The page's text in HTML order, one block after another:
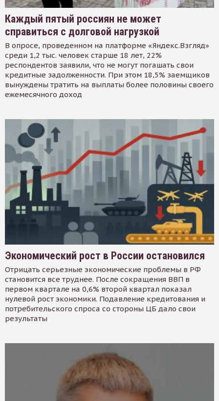
Каждый пятый россиян не может
справиться с долговой нагрузкой
В опросе, проведенном на платформе «Яндекс.Взгляд»
среди 1,2 тыс. человек старше 18 лет, 22%
респондентов заявили, что не могут погашать свои
кредитные задолженности. При этом 18,5% заемщиков
вынуждены тратить на выплаты более половины своего
ежемесячного доход
Экономический рост в России остановился
Отрицать серьезные экономические проблемы в РФ
становится все труднее. После сокращения ВВП в
первом квартале на 0,6% второй квартал показал
нулевой рост экономики. Подавление кредитования и
потребительского спроса со стороны ЦБ дало свои
результаты